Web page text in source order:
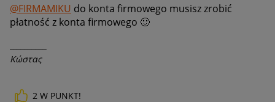
@FIRMAMIKU do konta firmowego musisz zrobić
płatność z konta firmowego 🙂
Κώστας
2 W PUNKT!